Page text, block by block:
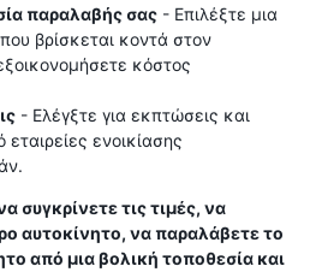
παραλαβής σας - Επιλέξτε μια
βρίσκεται κοντά στον
κόστος
- Ελέγξτε για εκπτώσεις και
ενοικίασης
συγκρίνετε τις τιμές, να
αυτοκίνητο, να παραλάβετε το
από μια βολική τοποθεσία και